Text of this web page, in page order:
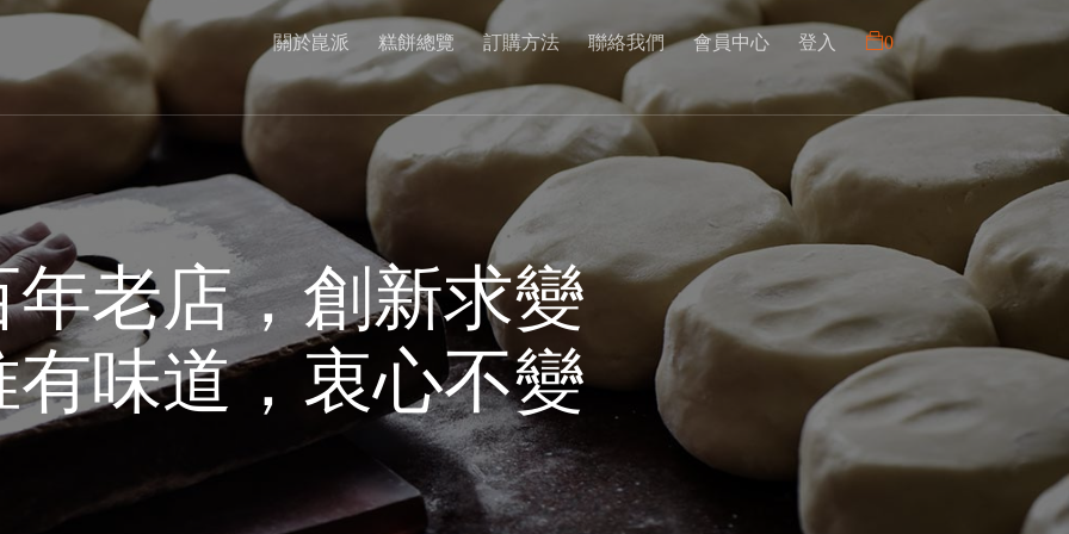
關於崑派 糕餅總覽 訂購方法 聯絡我們 會員中心 登入 0
年老店，創新求變
有味道，衷心不變